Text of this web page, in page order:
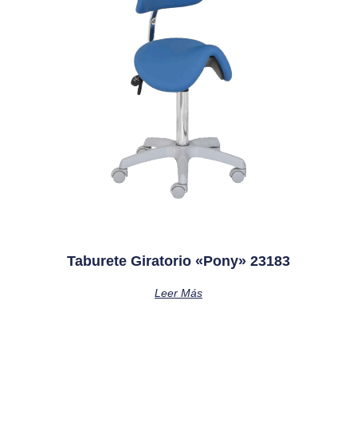
Taburete Giratorio «pony» 23183
Leer Más